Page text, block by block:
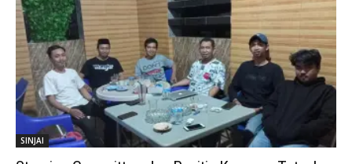
SINJAI